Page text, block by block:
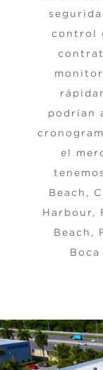
control
podrían
el
Beach,
Harbour,
Beach,